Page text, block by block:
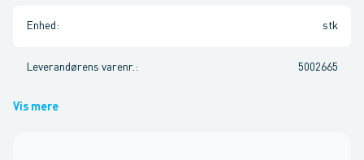
Enhed : stk
Leverandørens varenr. : 5002665
Vis mere